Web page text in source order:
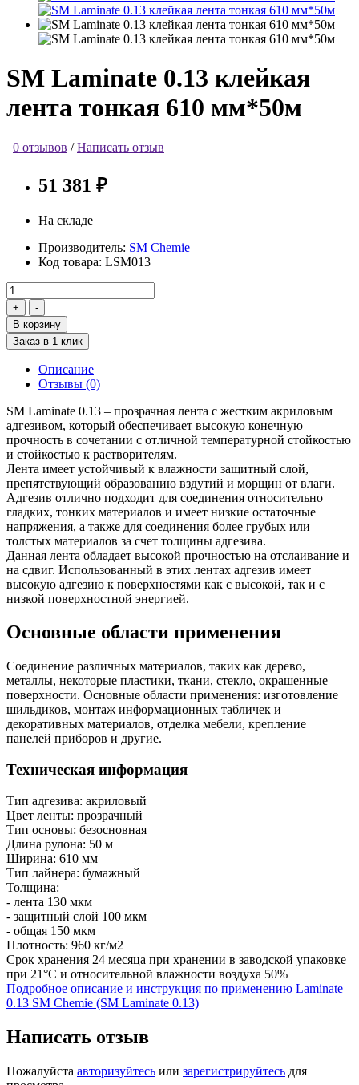
SM Laminate 0.13 клейкая
лента тонкая 610 мм*50м
0 отзывов /Написать отзыв
51 381 ₽
На складе
Производитель: SM Chemie
Код товара: LSM013
В корзину
Заказ в 1 клик
Описание
Отзывы (0)
SM Laminate 0.13 – прозрачная лента с жестким акриловым
адгезивом, который обеспечивает высокую конечную
прочность в сочетании с отличной температурной стойкостью
и стойкостью к растворителям.
Лента имеет устойчивый к влажности защитный слой,
препятствующий образованию вздутий и морщин от влаги.
Адгезив отлично подходит для соединения относительно
гладких, тонких материалов и имеет низкие остаточные
напряжения, а также для соединения более грубых или
толстых материалов за счет толщины адгезива.
Данная лента обладает высокой прочностью на отслаивание и
на сдвиг. Использованный в этих лентах адгезив имеет
высокую адгезию к поверхностями как с высокой, так и с
низкой поверхностной энергией.
Основные области применения
Соединение различных материалов, таких как дерево,
металлы, некоторые пластики, ткани, стекло, окрашенные
поверхности. Основные области применения: изготовление
шильдиков, монтаж информационных табличек и
декоративных материалов, отделка мебели, крепление
панелей приборов и другие.
Техническая информация
Тип адгезива: акриловый
Цвет ленты: прозрачный
Тип основы: безосновная
Длина рулона: 50 м
Ширина: 610 мм
Тип лайнера: бумажный
Толщина:
- лента 130 мкм
- защитный слой 100 мкм
- общая 150 мкм
Плотность: 960 кг/м2
Срок хранения 24 месяца при хранении в заводской упаковке
при 21°С и относительной влажности воздуха 50%
Подробное описание и инструкция по применению Laminate
0.13 SM Сhemie (SM Laminate 0.13)
Написать отзыв
Пожалуйста авторизуйтесь или зарегистрируйтесь для